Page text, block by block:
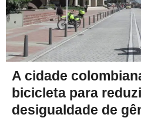
A cidade
bicicleta para
desigualdade de